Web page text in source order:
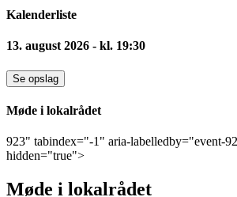
Kalenderliste
13. august 2026 - kl. 19:30
Se opslag
Møde i lokalrådet
923" tabindex="-1" aria-labelledby="event-
hidden="true">
Møde i lokalrådet